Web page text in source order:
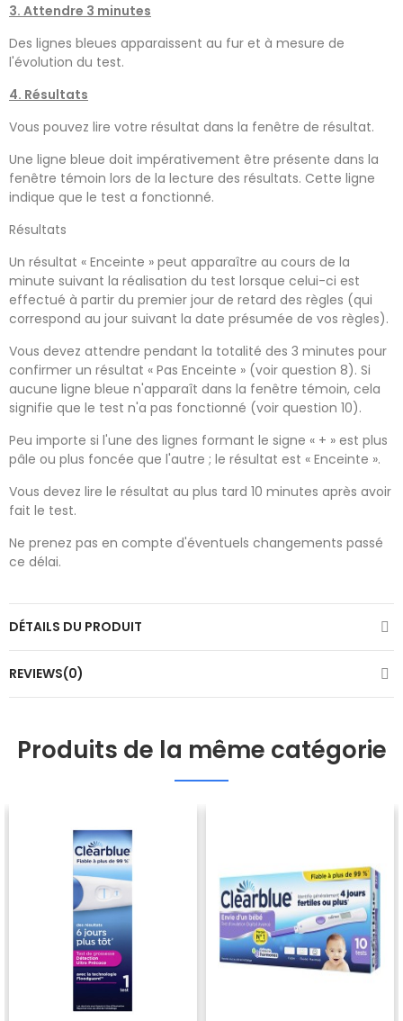
3. Attendre 3 minutes
Des lignes bleues apparaissent au fur et à mesure de
l'évolution du test.
4. Résultats
Vous pouvez lire votre résultat dans la fenêtre de résultat.
Une ligne bleue doit impérativement être présente dans la
fenêtre témoin lors de la lecture des résultats. Cette ligne
indique que le test a fonctionné.
Résultats
Un résultat « Enceinte » peut apparaître au cours de la
minute suivant la réalisation du test lorsque celui-ci est
effectué à partir du premier jour de retard des règles (qui
correspond au jour suivant la date présumée de vos règles).
Vous devez attendre pendant la totalité des 3 minutes pour
confirmer un résultat « Pas Enceinte » (voir question 8). Si
aucune ligne bleue n'apparaît dans la fenêtre témoin, cela
signifie que le test n'a pas fonctionné (voir question 10).
Peu importe si l'une des lignes formant le signe « + » est plus
pâle ou plus foncée que l'autre ; le résultat est « Enceinte ».
Vous devez lire le résultat au plus tard 10 minutes après avoir
fait le test.
Ne prenez pas en compte d'éventuels changements passé
ce délai.
DÉTAILS DU PRODUIT
REVIEWS(0)
Produits de la même catégorie